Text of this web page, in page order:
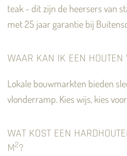
teak - dit zijn de heersers van
met 25 jaar garantie bij
WAAR KAN IK EEN HOUTEN
Lokale bouwmarkten bieden
vlonderramp. Kies wijs, kies
WAT KOST EEN
M2?